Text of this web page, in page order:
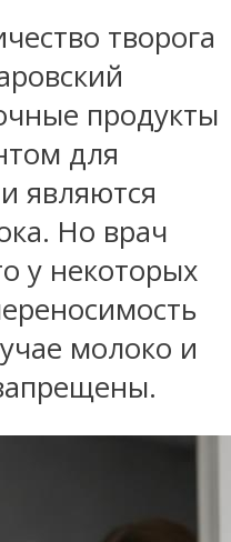
творога
продукты
для
являются
Но врач
у некоторых
молоко и